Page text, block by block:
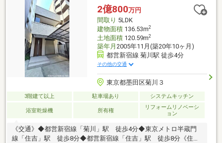
階:58.81㎡）・軽量鉄骨造陸屋根3階建・5LDKの間取り・旭化成ホ
ームズ株式会社施工の注文住宅・電動シャッターガレージ
2億800万円
間取り 5LDK
建物面積136.53m2
土地面積120.59m2
築年月 2005年11月(築20年10ヶ月)
都営新宿線 菊川駅 徒歩4分
その他の交通
東京都墨田区菊川３
3階建て以上 駐車場あり システムキッチン
浴室乾燥機 所有権
リフォームリノベーシ
ョン
《交通》◆都営新宿線「菊川」駅 徒歩4分◆東京メトロ半蔵門
線「住吉」駅 徒歩8分◆都営新宿線「住吉」駅 徒歩8分《住戸